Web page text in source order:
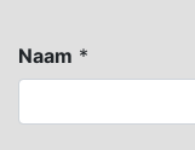
Naam *